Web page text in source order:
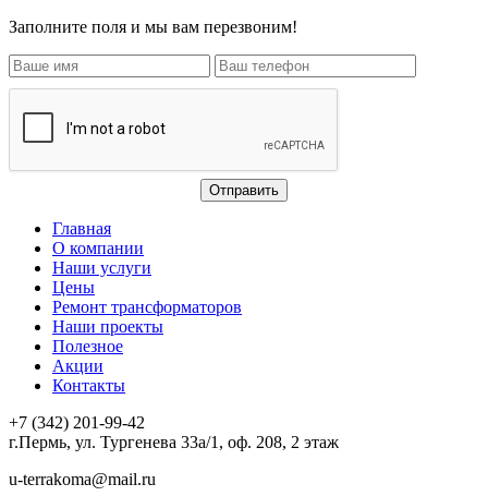
Заполните поля и мы вам перезвоним!
Главная
О компании
Наши услуги
Цены
Ремонт трансформаторов
Наши проекты
Полезное
Акции
Контакты
+7 (342) 201-99-42
г.Пермь, ул. Тургенева 33а/1, оф. 208, 2 этаж
u-terrakoma@mail.ru